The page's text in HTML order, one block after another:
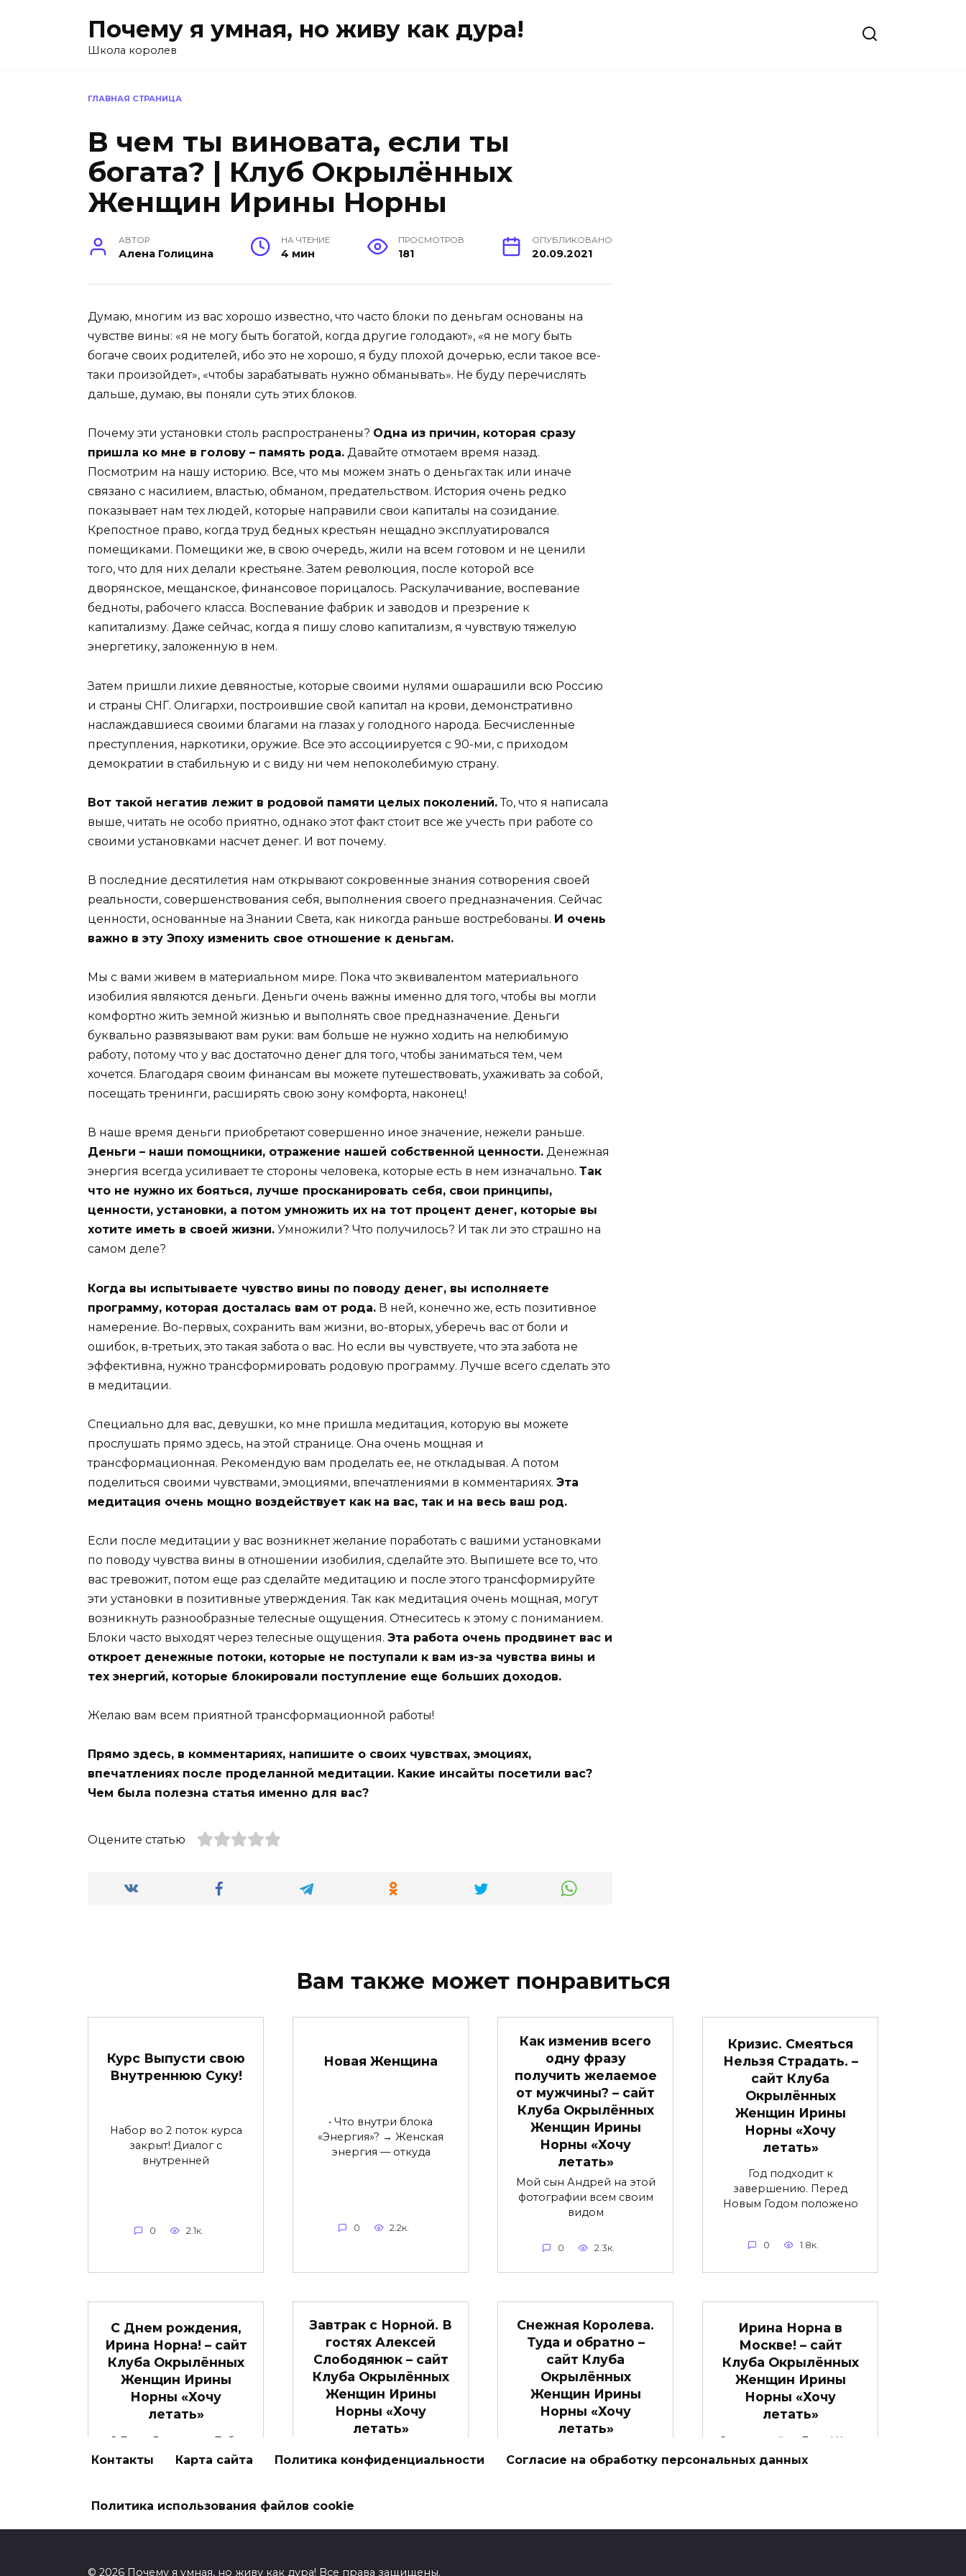
Почему я умная, но живу как дура!
Школа королев
ГЛАВНАЯ СТРАНИЦА
В чем ты виновата, если ты
богата? | Клуб Окрылённых
Женщин Ирины Норны
АВТОР
Алена Голицина
НА ЧТЕНИЕ
4 мин
ПРОСМОТРОВ
181
ОПУБЛИКОВАНО
20.09.2021
Думаю, многим из вас хорошо известно, что часто блоки по деньгам основаны на
чувстве вины: «я не могу быть богатой, когда другие голодают», «я не могу быть
богаче своих родителей, ибо это не хорошо, я буду плохой дочерью, если такое все-
таки произойдет», «чтобы зарабатывать нужно обманывать». Не буду перечислять
дальше, думаю, вы поняли суть этих блоков.
Почему эти установки столь распространены? Одна из причин, которая сразу
пришла ко мне в голову – память рода. Давайте отмотаем время назад.
Посмотрим на нашу историю. Все, что мы можем знать о деньгах так или иначе
связано с насилием, властью, обманом, предательством. История очень редко
показывает нам тех людей, которые направили свои капиталы на созидание.
Крепостное право, когда труд бедных крестьян нещадно эксплуатировался
помещиками. Помещики же, в свою очередь, жили на всем готовом и не ценили
того, что для них делали крестьяне. Затем революция, после которой все
дворянское, мещанское, финансовое порицалось. Раскулачивание, воспевание
бедноты, рабочего класса. Воспевание фабрик и заводов и презрение к
капитализму. Даже сейчас, когда я пишу слово капитализм, я чувствую тяжелую
энергетику, заложенную в нем.
Затем пришли лихие девяностые, которые своими нулями ошарашили всю Россию
и страны СНГ. Олигархи, построившие свой капитал на крови, демонстративно
наслаждавшиеся своими благами на глазах у голодного народа. Бесчисленные
преступления, наркотики, оружие. Все это ассоциируется с 90-ми, с приходом
демократии в стабильную и с виду ни чем непоколебимую страну.
Вот такой негатив лежит в родовой памяти целых поколений.То, что я написала
выше, читать не особо приятно, однако этот факт стоит все же учесть при работе со
своими установками насчет денег. И вот почему.
В последние десятилетия нам открывают сокровенные знания сотворения своей
реальности, совершенствования себя, выполнения своего предназначения. Сейчас
ценности, основанные на Знании Света, как никогда раньше востребованы. И очень
важно в эту Эпоху изменить свое отношение к деньгам.
Мы с вами живем в материальном мире. Пока что эквивалентом материального
изобилия являются деньги. Деньги очень важны именно для того, чтобы вы могли
комфортно жить земной жизнью и выполнять свое предназначение. Деньги
буквально развязывают вам руки: вам больше не нужно ходить на нелюбимую
работу, потому что у вас достаточно денег для того, чтобы заниматься тем, чем
хочется. Благодаря своим финансам вы можете путешествовать, ухаживать за собой,
посещать тренинги, расширять свою зону комфорта, наконец!
В наше время деньги приобретают совершенно иное значение, нежели раньше.
Деньги – наши помощники, отражение нашей собственной ценности. Денежная
энергия всегда усиливает те стороны человека, которые есть в нем изначально. Так
что не нужно их бояться, лучше просканировать себя, свои принципы,
ценности, установки, а потом умножить их на тот процент денег, которые вы
хотите иметь в своей жизни. Умножили? Что получилось? И так ли это страшно на
самом деле?
Когда вы испытываете чувство вины по поводу денег, вы исполняете
программу, которая досталась вам от рода. В ней, конечно же, есть позитивное
намерение. Во-первых, сохранить вам жизни, во-вторых, уберечь вас от боли и
ошибок, в-третьих, это такая забота о вас. Но если вы чувствуете, что эта забота не
эффективна, нужно трансформировать родовую программу. Лучше всего сделать это
в медитации.
Специально для вас, девушки, ко мне пришла медитация, которую вы можете
прослушать прямо здесь, на этой странице. Она очень мощная и
трансформационная. Рекомендую вам проделать ее, не откладывая. А потом
поделиться своими чувствами, эмоциями, впечатлениями в комментариях. Эта
медитация очень мощно воздействует как на вас, так и на весь ваш род.
Если после медитации у вас возникнет желание поработать с вашими установками
по поводу чувства вины в отношении изобилия, сделайте это. Выпишете все то, что
вас тревожит, потом еще раз сделайте медитацию и после этого трансформируйте
эти установки в позитивные утверждения. Так как медитация очень мощная, могут
возникнуть разнообразные телесные ощущения. Отнеситесь к этому с пониманием.
Блоки часто выходят через телесные ощущения. Эта работа очень продвинет вас и
откроет денежные потоки, которые не поступали к вам из-за чувства вины и
тех энергий, которые блокировали поступление еще больших доходов.
Желаю вам всем приятной трансформационной работы!
Прямо здесь, в комментариях, напишите о своих чувствах, эмоциях,
впечатлениях после проделанной медитации. Какие инсайты посетили вас?
Чем была полезна статья именно для вас?
Оцените статью
Вам также может понравиться
Курс Выпусти свою
Внутреннюю Суку!
Набор во 2 поток курса
закрыт! Диалог с
внутренней
0 2.1к.
Новая Женщина
• Что внутри блока
«Энергия»? → Женская
энергия — откуда
0 2.2к.
Как изменив всего
одну фразу
получить желаемое
от мужчины? – сайт
Клуба Окрылённых
Женщин Ирины
Норны «Хочу
летать»
Мой сын Андрей на этой
фотографии всем своим
видом
0 2.3к.
Кризис. Смеяться
Нельзя Страдать. –
сайт Клуба
Окрылённых
Женщин Ирины
Норны «Хочу
летать»
Год подходит к
завершению. Перед
Новым Годом положено
0 1.8к.
С Днем рождения,
Ирина Норна! – сайт
Клуба Окрылённых
Женщин Ирины
Норны «Хочу
летать»
С Днем Рождения, Тебя,
наша волшебница, Ирина
0 2.2к.
Завтрак с Норной. В
гостях Алексей
Слободянюк – сайт
Клуба Окрылённых
Женщин Ирины
Норны «Хочу
летать»
тем женщинам, которые
Снежная Королева.
Туда и обратно –
сайт Клуба
Окрылённых
Женщин Ирины
Норны «Хочу
летать»
исполнилось в уходящем
Ирина Норна в
Москве! – сайт
Клуба Окрылённых
Женщин Ирины
Норны «Хочу
летать»
Здравствуйте, Дамы! Хочу
показать вам последний
Контакты Карта сайта Политика конфиденциальности Согласие на обработку персональных данных
Политика использования файлов cookie
© 2026 Почему я умная, но живу как дура! Все права защищены.